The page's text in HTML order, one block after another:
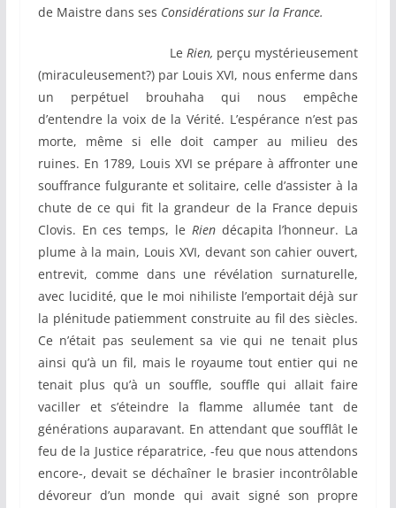
de Maistre dans ses Considérations sur la France.
Le Rien, perçu mystérieusement
(miraculeusement?) par Louis XVI, nous enferme dans
un perpétuel brouhaha qui nous empêche
d’entendre la voix de la Vérité. L’espérance n’est pas
morte, même si elle doit camper au milieu des
ruines. En 1789, Louis XVI se prépare à affronter une
souffrance fulgurante et solitaire, celle d’assister à la
chute de ce qui fit la grandeur de la France depuis
Clovis. En ces temps, le Riendécapita l’honneur. La
plume à la main, Louis XVI, devant son cahier ouvert,
entrevit, comme dans une révélation surnaturelle,
avec lucidité, que le moi nihiliste l’emportait déjà sur
la plénitude patiemment construite au fil des siècles.
Ce n’était pas seulement sa vie qui ne tenait plus
ainsi qu’à un fil, mais le royaume tout entier qui ne
tenait plus qu’à un souffle, souffle qui allait faire
vaciller et s’éteindre la flamme allumée tant de
générations auparavant. En attendant que soufflât le
feu de la Justice réparatrice, -feu que nous attendons
encore-, devait se déchaîner le brasier incontrôlable
dévoreur d’un monde qui avait signé son propre